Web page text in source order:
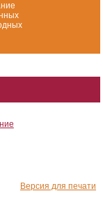
Версия для печати